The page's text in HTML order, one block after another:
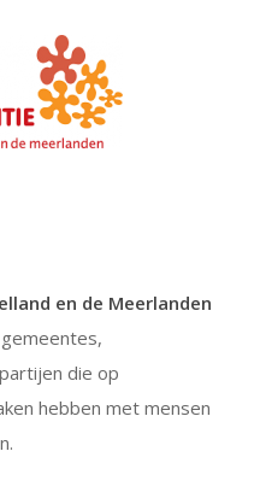
en de Meerlanden
die op
hebben met mensen